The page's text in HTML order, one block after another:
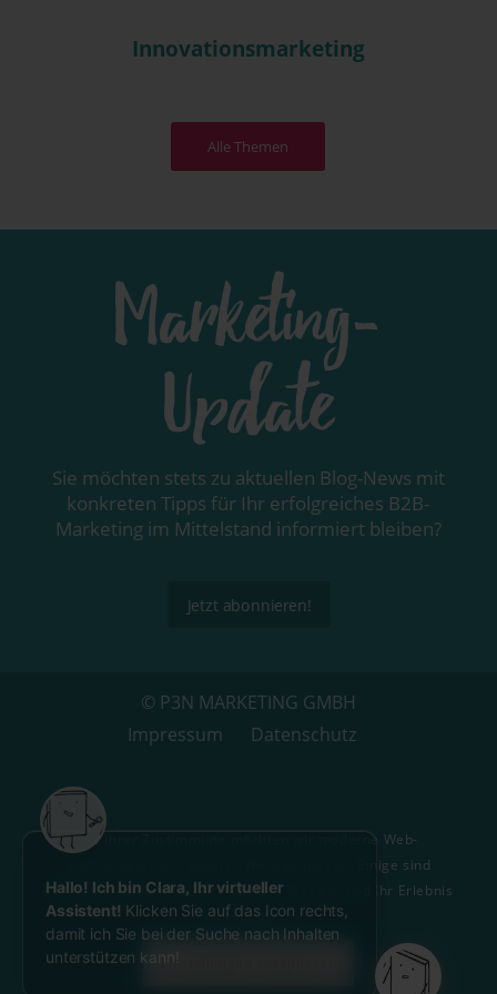
Innovations­marketing
Alle The­men
Marketing-
Update
Sie möch­ten stets zu aktu­el­len Blog-News mit
kon­kre­ten Tipps für Ihr erfolg­rei­ches B2B-
Marketing im Mit­tel­stand infor­miert bleiben?
Jetzt abon­nie­ren!
© P3N MARKETING GMBH
Impres­sum
Daten­schutz
Mit Ihrer Zustimmung möchten wir moderne Web-
Technologien auf unserer Website nutzen. Einige sind
essenziell, andere helfen uns diese Website und Ihr Erlebnis
zu verbessern.
Hallo! Ich bin Clara, Ihr virtueller
Assistent! Klicken Sie auf das Icon rechts,
damit ich Sie bei der Suche nach Inhalten
unterstützen kann!